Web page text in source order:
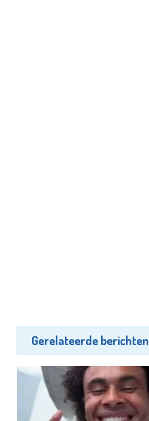
Gerelateerde berichten